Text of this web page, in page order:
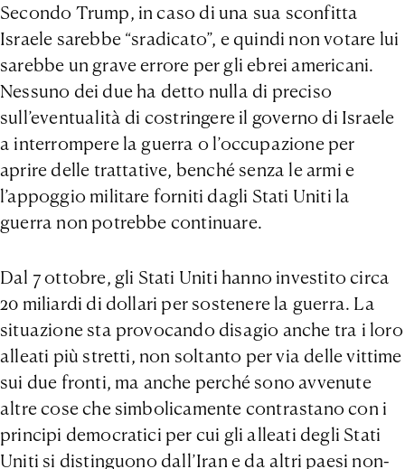
Secondo Trump, in caso di una sua sconfitta
Israele sarebbe “sradicato”, e quindi non votare lui
sarebbe un grave errore per gli ebrei americani.
Nessuno dei due ha detto nulla di preciso
sull’eventualità di costringere il governo di Israele
a interrompere la guerra o l’occupazione per
aprire delle trattative, benché senza le armi e
l’appoggio militare forniti dagli Stati Uniti la
guerra non potrebbe continuare.
Dal 7 ottobre, gli Stati Uniti hanno investito circa
20 miliardi di dollari per sostenere la guerra. La
situazione sta provocando disagio anche tra i loro
alleati più stretti, non soltanto per via delle vittime
sui due fronti, ma anche perché sono avvenute
altre cose che simbolicamente contrastano con i
principi democratici per cui gli alleati degli Stati
Uniti si distinguono dall’Iran e da altri paesi non-